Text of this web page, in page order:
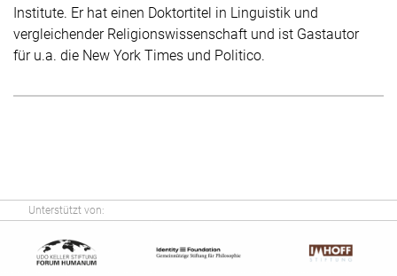
Institute. Er hat einen Doktortitel in Linguistik und
vergleichender Religionswissenschaft und ist Gastautor
für u.a. die New York Times und Politico.
Unterstützt von: